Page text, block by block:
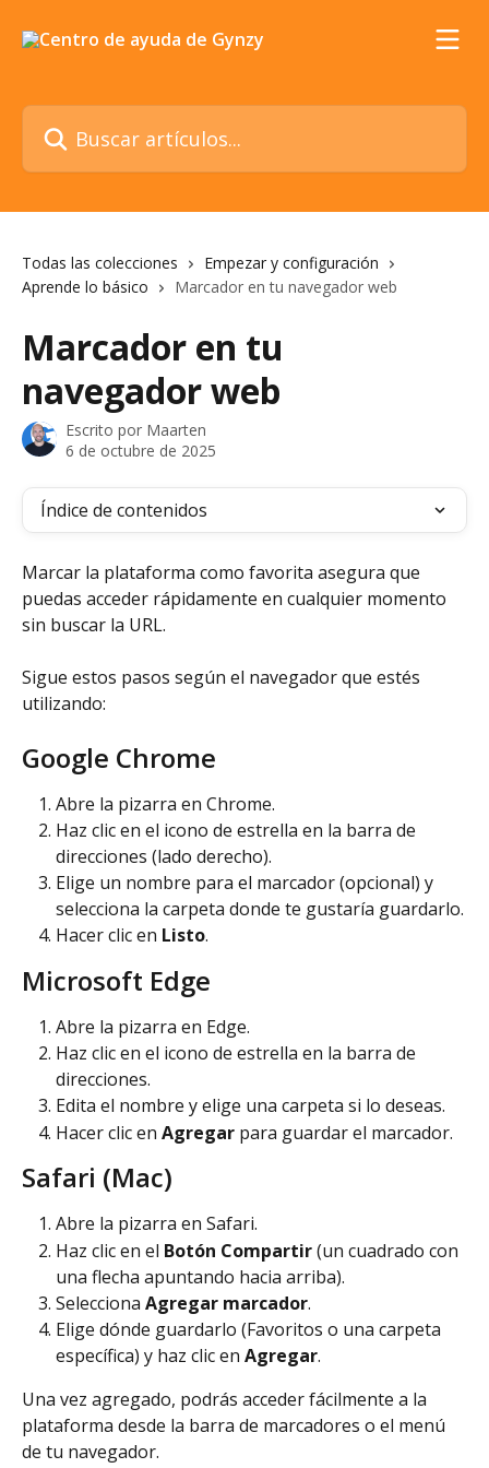
Buscar artículos...
Todas las colecciones
Empezar y configuración
Aprende lo básico
Marcador en tu navegador web
Marcador en tu
navegador web
Escrito por Maarten
6 de octubre de 2025
Índice de contenidos
Marcar la plataforma como favorita asegura que
puedas acceder rápidamente en cualquier momento
sin buscar la URL.
Sigue estos pasos según el navegador que estés
utilizando:
Google Chrome
Abre la pizarra en Chrome.
Haz clic en el icono de estrella en la barra de
direcciones (lado derecho).
Elige un nombre para el marcador (opcional) y
selecciona la carpeta donde te gustaría guardarlo.
Hacer clic en Listo.
Microsoft Edge
Abre la pizarra en Edge.
Haz clic en el icono de estrella en la barra de
direcciones.
Edita el nombre y elige una carpeta si lo deseas.
Hacer clic en Agregar para guardar el marcador.
Safari (Mac)
Abre la pizarra en Safari.
Haz clic en el Botón Compartir (un cuadrado con
una flecha apuntando hacia arriba).
Selecciona Agregar marcador.
Elige dónde guardarlo (Favoritos o una carpeta
específica) y haz clic en Agregar.
Una vez agregado, podrás acceder fácilmente a la
plataforma desde la barra de marcadores o el menú
de tu navegador.